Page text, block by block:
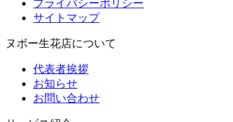
プライバシーポリシー
サイトマップ
ヌボー生花店について
代表者挨拶
お知らせ
お問い合わせ